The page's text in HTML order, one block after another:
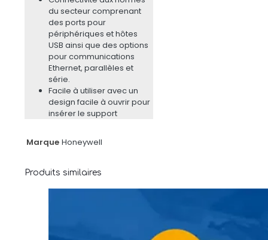
du secteur comprenant
des ports pour
périphériques et hôtes
USB ainsi que des options
pour communications
Ethernet, parallèles et
série.
Facile à utiliser avec un
design facile à ouvrir pour
insérer le support
Marque Honeywell
Produits similaires